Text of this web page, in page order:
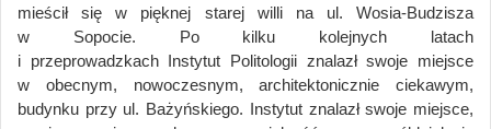
mieścił się w pięknej starej willi na ul. Wosia-Budzisza
w Sopocie. Po kilku kolejnych latach
i przeprowadzkach Instytut Politologii znalazł swoje miejsce
w obecnym, nowoczesnym, architektonicznie ciekawym,
budynku przy ul. Bażyńskiego. Instytut znalazł swoje miejsce,